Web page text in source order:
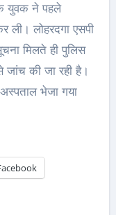
युवक ने पहले
ली। लोहरदगा एसपी
मिलते ही पुलिस
जांच की जा रही है।
भेजा गया